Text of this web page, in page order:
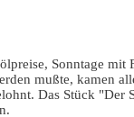
Sonntage mit
mußte, kamen
Das Stück "Der